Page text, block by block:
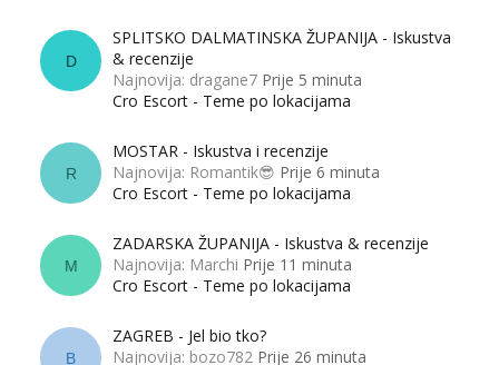
D
SPLITSKO DALMATINSKA ŽUPANIJA - Iskustva
& recenzije
Najnovija: dragane7 Prije 5 minuta
Cro Escort - Teme po lokacijama
R
MOSTAR - Iskustva i recenzije
Najnovija: Romantik😎 Prije 6 minuta
Cro Escort - Teme po lokacijama
M
ZADARSKA ŽUPANIJA - Iskustva & recenzije
Najnovija: Marchi Prije 11 minuta
Cro Escort - Teme po lokacijama
B
ZAGREB - Jel bio tko?
Najnovija: bozo782 Prije 26 minuta